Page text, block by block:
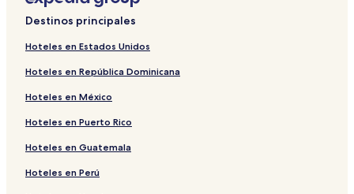
Hoteles cerca de Centro de Visitantes de Bornholm
Hoteles cerca de Spa Diamond de Bornholm
Destinos principales
Hoteles en Estados Unidos
Hoteles en República Dominicana
Hoteles en México
Hoteles en Puerto Rico
Hoteles en Guatemala
Hoteles en Perú